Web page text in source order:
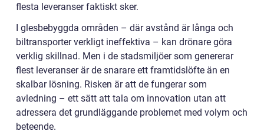
flesta leveranser faktiskt sker.
I glesbebyggda områden – där avstånd är långa och
biltransporter verkligt ineffektiva – kan drönare göra
verklig skillnad. Men i de stadsmiljöer som genererar
flest leveranser är de snarare ett framtidslöfte än en
skalbar lösning. Risken är att de fungerar som
avledning – ett sätt att tala om innovation utan att
adressera det grundläggande problemet med volym och
beteende.